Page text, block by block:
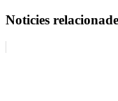
Noticies